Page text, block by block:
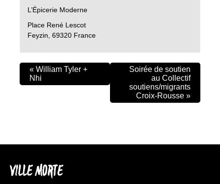
L’Épicerie Moderne
Place René Lescot
Feyzin 69320 France
« William Tyler +
Nhi
Soirée de soutien
au Collectif
soutiens/migrants
Croix-Rousse »
VILLE MORTE